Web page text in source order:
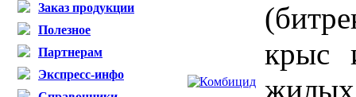
Заказ продукции
Полезное
Партнерам
Экспресс-инфо
крыс